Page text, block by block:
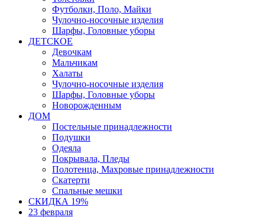
Футболки, Поло, Майки
Чулочно-носочные изделия
Шарфы, Головные уборы
ДЕТСКОЕ
Девочкам
Мальчикам
Халаты
Чулочно-носочные изделия
Шарфы, Головные уборы
Новорожденным
ДОМ
Постельные принадлежности
Подушки
Одеяла
Покрывала, Пледы
Полотенца, Махровые принадлежности
Скатерти
Спальные мешки
СКИДКА 19%
23 февраля